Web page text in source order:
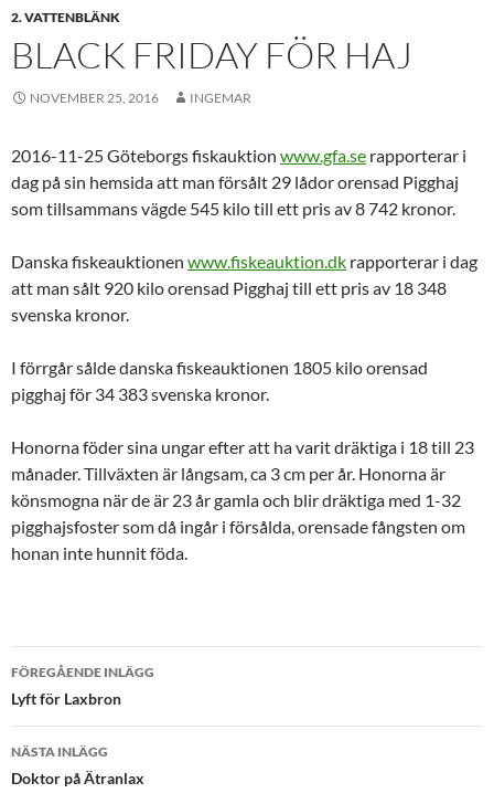
2. VATTENBLÄNK
BLACK FRIDAY FÖR HAJ
NOVEMBER 25, 2016 INGEMAR
2016-11-25 Göteborgs fiskauktion www.gfa.se rapporterar i
dag på sin hemsida att man försålt 29 lådor orensad Pigghaj
som tillsammans vägde 545 kilo till ett pris av 8 742 kronor.
Danska fiskeauktionen www.fiskeauktion.dk rapporterar i dag
att man sålt 920 kilo orensad Pigghaj till ett pris av 18 348
svenska kronor.
I förrgår sålde danska fiskeauktionen 1805 kilo orensad
pigghaj för 34 383 svenska kronor.
Honorna föder sina ungar efter att ha varit dräktiga i 18 till 23
månader. Tillväxten är långsam, ca 3 cm per år. Honorna är
könsmogna när de är 23 år gamla och blir dräktiga med 1-32
pigghajsfoster som då ingår i försålda, orensade fångsten om
honan inte hunnit föda.
Inläggsnavigering
FÖREGÅENDE INLÄGG
Lyft för Laxbron
NÄSTA INLÄGG
Doktor på Ätranlax